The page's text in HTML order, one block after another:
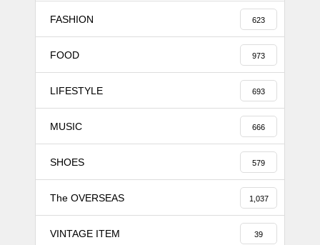
FASHION 623
FOOD 973
LIFESTYLE 693
MUSIC 666
SHOES 579
The OVERSEAS 1,037
VINTAGE ITEM 39